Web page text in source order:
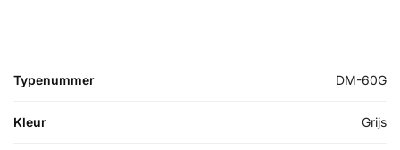
Typenummer DM-60G
Kleur Grijs